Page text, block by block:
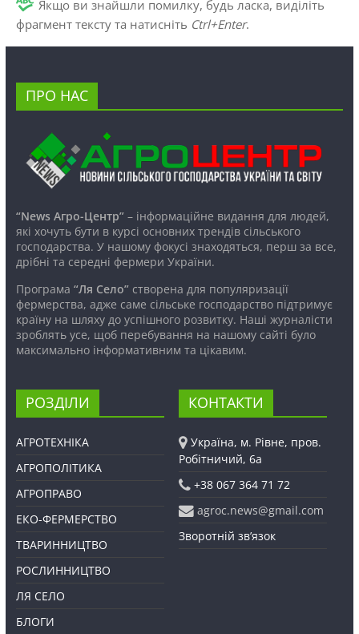
Якщо ви знайшли помилку, будь ласка, виділіть
фрагмент тексту та натисніть Ctrl+Enter.
ПРО НАС
“News Агро-Центр”– інформаційне видання для людей,
які хочуть бути в курсі основних трендів сільського
господарства. У нашому фокусі знаходяться, перш за все,
дрібні та середні фермери України.
Програма “Ля Село”створена для популяризації
фермерства, адже саме сільське господарство підтримує
країну на шляху до успішного розвитку. Наші журналісти
зроблять усе, щоб перебування на нашому сайті було
максимально інформативним та цікавим.
РОЗДІЛИ
АГРОТЕХНІКА
АГРОПОЛІТИКА
АГРОПРАВО
ЕКО-ФЕРМЕРСТВО
ТВАРИННИЦТВО
РОСЛИННИЦТВО
ЛЯ СЕЛО
БЛОГИ
КОНТАКТИ
Україна, м. Рівне, пров.
Робітничий, 6а
+38 067 364 71 72
agroc.news@gmail.com
Зворотній зв’язок